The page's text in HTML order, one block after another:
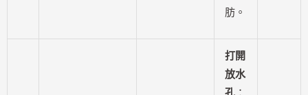
肪。
打開
放水